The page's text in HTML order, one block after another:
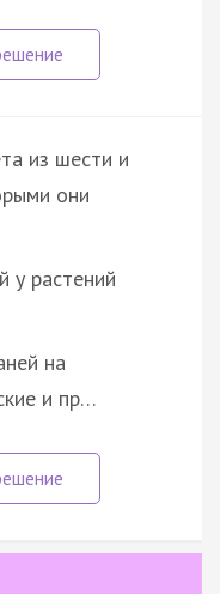
из шести и
они
у растений
на
и пр…